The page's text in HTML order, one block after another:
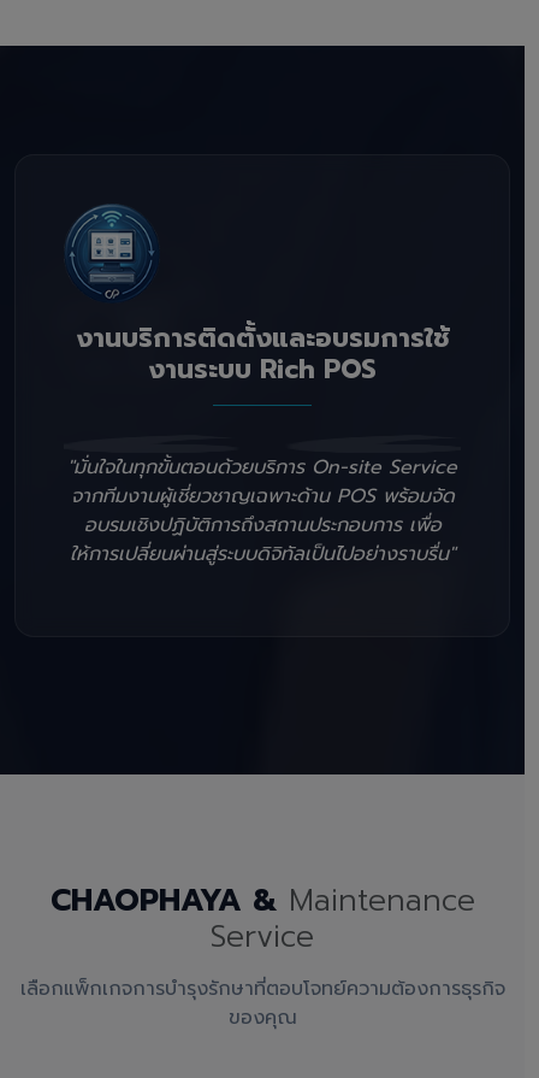
งานบริการติดตั้งและอบรมการใช้
งานระบบ Rich POS
"มั่นใจในทุกขั้นตอนด้วยบริการ On-site Service
จากทีมงานผู้เชี่ยวชาญเฉพาะด้าน POS พร้อมจัด
อบรมเชิงปฏิบัติการถึงสถานประกอบการ เพื่อ
ให้การเปลี่ยนผ่านสู่ระบบดิจิทัลเป็นไปอย่างราบรื่น"
CHAOPHAYA & Maintenance
Service
เลือกแพ็กเกจการบำรุงรักษาที่ตอบโจทย์ความต้องการธุรกิจ
ของคุณ